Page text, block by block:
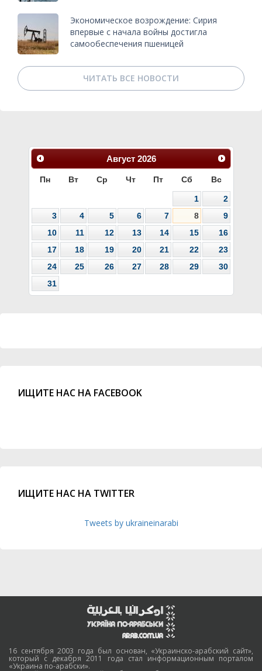
Экономическое возрождение: Сирия
впервые с начала войны достигла
самообеспечения пшеницей
ЧИТАТЬ ВСЕ НОВОСТИ
Август 2026
Пн Вт Ср Чт Пт Сб Вс
1
2
3
4 5 6 7 8
9
10
11 12 13 14 15
16
17
18 19 20 21 22
23
24
25 26 27 28 29
30
31
ИЩИТЕ НАС НА FACEBOOK
ИЩИТЕ НАС НА TWITTER
Tweets by ukraineinarabi
16 сентября 2003 года был основан, «Украинско-арабский сайт»,
который с декабря 2011 года стал информационным порталом
«Украина по-арабски».